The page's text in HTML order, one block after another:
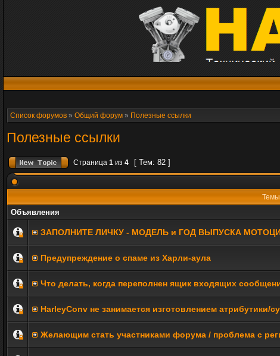
Список форумов » Общий форум » Полезные ссылки
Полезные ссылки
Страница 1 из 4 [ Тем: 82 ]
Темы
Объявления
ЗАПОЛНИТE ЛИЧКУ - МОДЕЛЬ и ГОД ВЫПУСКА
Предупреждение о спаме из Харли-аула
Что делать, когда переполнен ящик входящих
HarleyConv не занимается изготовлением атрибутики/
Желающим стать участниками форума / проблема с